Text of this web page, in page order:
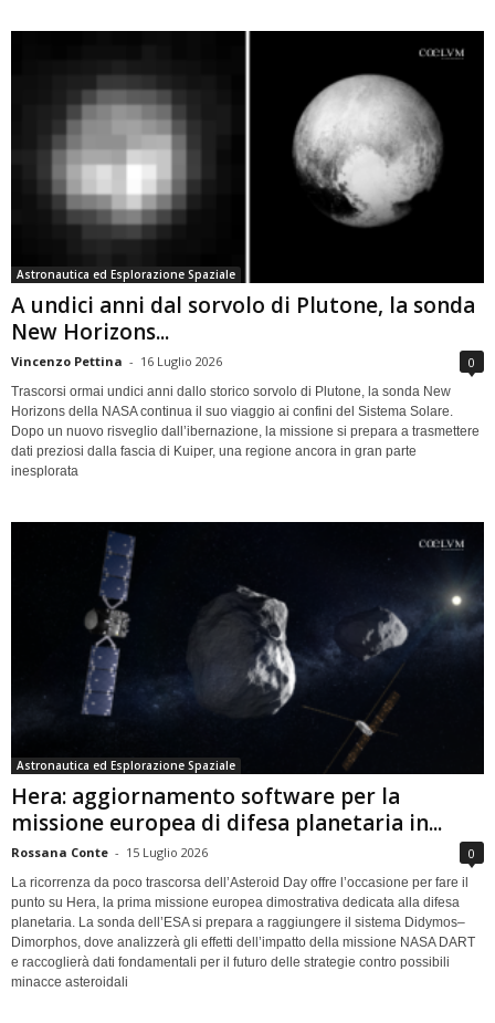
Astronautica ed Esplorazione Spaziale
A undici anni dal sorvolo di Plutone, la sonda
New Horizons...
Vincenzo Pettina - 16 Luglio 2026 0
Trascorsi ormai undici anni dallo storico sorvolo di Plutone, la sonda New
Horizons della NASA continua il suo viaggio ai confini del Sistema Solare.
Dopo un nuovo risveglio dall’ibernazione, la missione si prepara a trasmettere
dati preziosi dalla fascia di Kuiper, una regione ancora in gran parte
inesplorata
Astronautica ed Esplorazione Spaziale
Hera: aggiornamento software per la
missione europea di difesa planetaria in...
Rossana Conte - 15 Luglio 2026 0
La ricorrenza da poco trascorsa dell’Asteroid Day offre l’occasione per fare il
punto su Hera, la prima missione europea dimostrativa dedicata alla difesa
planetaria. La sonda dell’ESA si prepara a raggiungere il sistema Didymos–
Dimorphos, dove analizzerà gli effetti dell’impatto della missione NASA DART
e raccoglierà dati fondamentali per il futuro delle strategie contro possibili
minacce asteroidali